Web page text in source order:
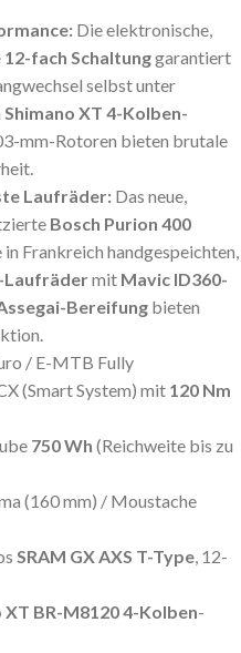
Die elektronische,
12-fach Schaltunggarantiert
selbst unter
Shimano XT 4-Kolben-
mm-Rotoren bieten brutale
Laufräder: Das neue,
Bosch Purion 400
Frankreich handgespeichten,
Laufrädermit Mavic ID360-
Bereifung bieten
/ E-MTB Fully
(Smart System) mit 120 Nm
750 Wh (Reichweite bis zu
(160 mm) / Moustache
SRAM GX AXS T-Type, 12-
XT BR-M8120 4-Kolben-